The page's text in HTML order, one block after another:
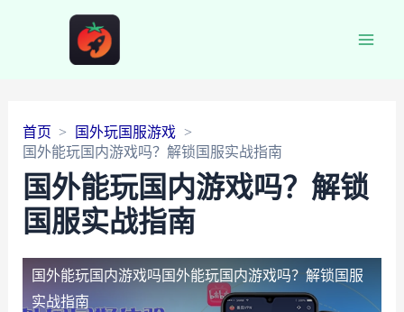
首页
国外玩国服游戏
国外能玩国内游戏吗？解锁国服实战指南
国外能玩国内游戏吗？解锁
国服实战指南
国外能玩国内游戏吗国外能玩国内游戏吗？解锁国服
实战指南